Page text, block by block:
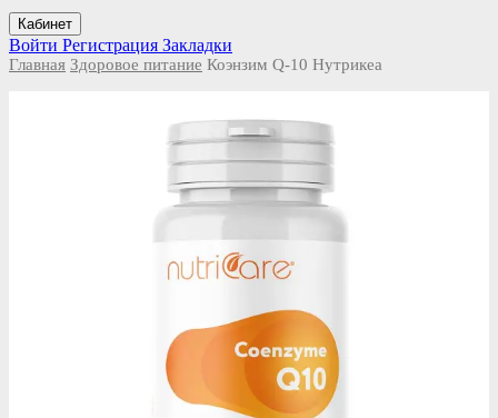
Кабинет
Войти Регистрация Закладки
Главная Здоровое питание Коэнзим Q-10 Нутрикеа